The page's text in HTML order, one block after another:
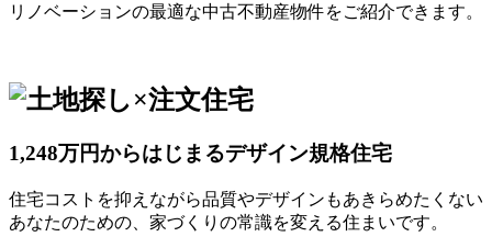
リノベーションの最適な中古不動産物件をご紹介できます。
1,248万円からはじまるデザイン規格住宅
住宅コストを抑えながら品質やデザインもあきらめたくない
あなたのための、家づくりの常識を変える住まいです。